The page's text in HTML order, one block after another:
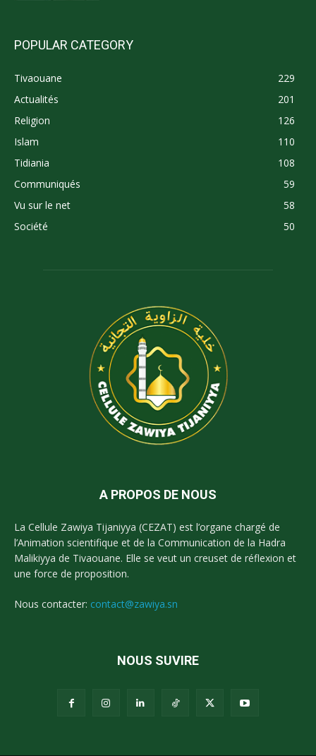
POPULAR CATEGORY
Tivaouane
229
Actualités
201
Religion
126
Islam
110
Tidiania
108
Communiqués
59
Vu sur le net
58
Société
50
A PROPOS DE NOUS
La Cellule Zawiya Tijaniyya (CEZAT) est l’organe chargé de
l’Animation scientifique et de la Communication de la Hadra
Malikiyya de Tivaouane. Elle se veut un creuset de réflexion et
une force de proposition.
Nous contacter: contact@zawiya.sn
NOUS SUVIRE